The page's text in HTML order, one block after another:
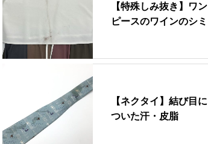
【特殊しみ抜き】ワン
ピースのワインのシミ
【ネクタイ】結び目に
ついた汗・皮脂